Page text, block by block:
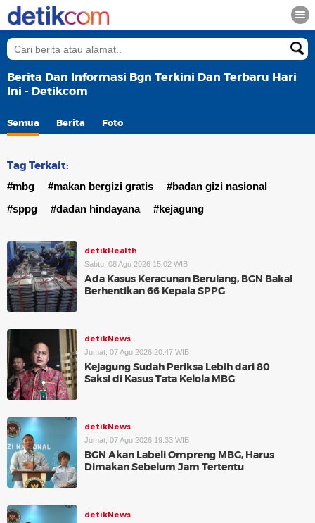
Berita Dan Informasi Bgn Terkini Dan Terbaru Hari
Ini - Detikcom
Semua Berita Foto
Tag Terkait:
#mbg #makan bergizi gratis
#badan gizi nasional
#sppg
#dadan hindayana #kejagung
detikHealth
Sabtu, 08 Agu 2026 15:02 WIB
Ada Kasus Keracunan Berulang, BGN Bakal
Berhentikan 66 Kepala SPPG
detikNews
Jumat, 07 Agu 2026 20:47 WIB
Kejagung Sudah Periksa Lebih dari 80
Saksi di Kasus Tata Kelola MBG
detikNews
Jumat, 07 Agu 2026 19:33 WIB
BGN Akan Labeli Ompreng MBG, Harus
Dimakan Sebelum Jam Tertentu
detikNews